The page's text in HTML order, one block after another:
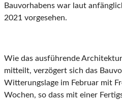
Bauvorhabens war laut
2021 vorgesehen.
Wie das ausführende
mitteilt, verzögert sich das
Witterungslage im Februar mit
Wochen, so dass mit einer